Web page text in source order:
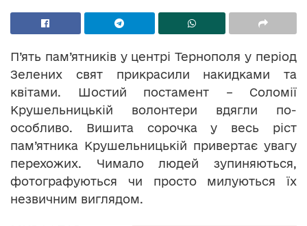
П’ять пам’ятників у центрі Тернополя у період
Зелених свят прикрасили накидками та
квітами. Шостий постамент – Соломії
Крушельницькій волонтери вдягли по-
особливо. Вишита сорочка у весь ріст
пам’ятника Крушельницькій привертає увагу
перехожих. Чимало людей зупиняються,
фотографуються чи просто милуються їх
незвичним виглядом.